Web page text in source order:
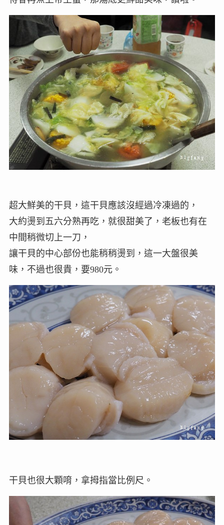
超大鮮美的干貝，這干貝應該沒經過冷凍過的，
大約燙到五六分熟再吃，就很甜美了，老板也有在
中間稍微切上一刀，
讓干貝的中心部份也能稍稍燙到，這一大盤很美
味，不過也很貴，要980元。
干貝也很大顆唷，拿拇指當比例尺。